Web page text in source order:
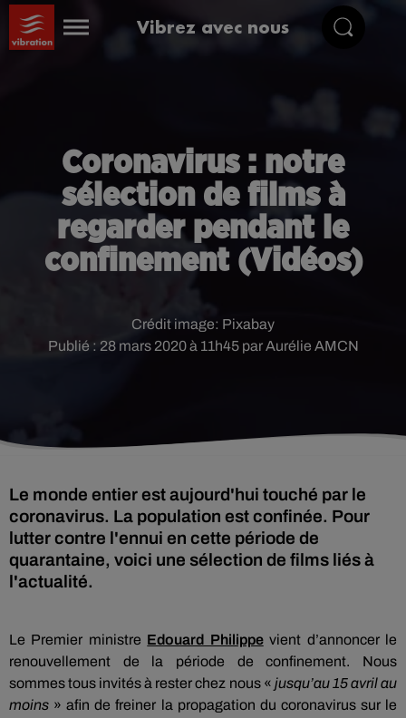
Vibrez avec nous
Coronavirus : notre
sélection de films à
regarder pendant le
confinement (Vidéos)
Publié : 28 mars 2020 à 11h45 par Aurélie AMCN
Crédit image: Pixabay
Le monde entier est aujourd'hui touché par le
coronavirus. La population est confinée. Pour
lutter contre l'ennui en cette période de
quarantaine, voici une sélection de films liés à
l'actualité.
Le Premier ministre Edouard Philippevient d’annoncer le
renouvellement de la période de confinement. Nous
sommes tous invités à rester chez nous « jusqu’au 15 avril au
moins » afin de freiner la propagation du coronavirus sur le